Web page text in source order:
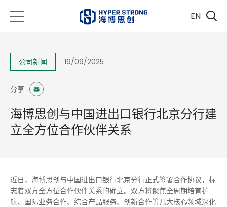
EN
公司新闻 19/09/2025
分享
海博思创与中国进出口银行北京分行建
立全方位合作伙伴关系
近日，海博思创与中国进出口银行北京分行正式签署合作协议，标
志着双方全方位合作伙伴关系的确立。双方将聚焦全周期培育护
航、国际业务合作、综合产品服务、创新合作等几大核心领域深化